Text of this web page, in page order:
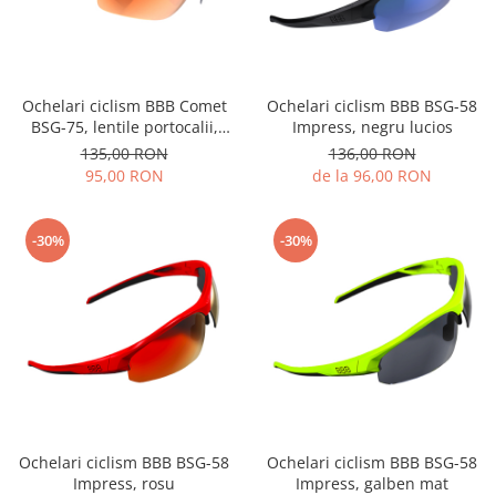
Ochelari ciclism BBB Comet
BSG-75, lentile portocalii,
negru
135,00 RON
95,00 RON
Ochelari ciclism BBB BSG-58
Impress, negru lucios
136,00 RON
de la 96,00 RON
-30%
Ochelari ciclism BBB BSG-58
Impress, rosu
-30%
Ochelari ciclism BBB BSG-58
Impress, galben mat